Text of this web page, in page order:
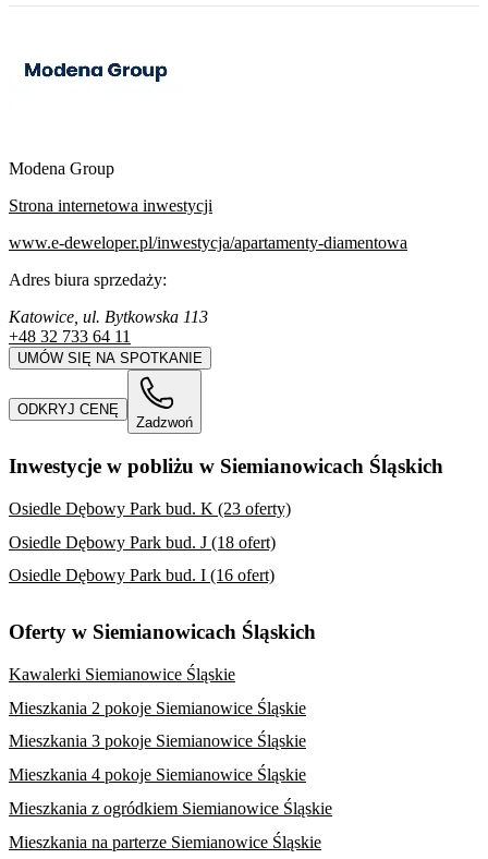
Modena Group
Strona internetowa inwestycji
www.e-deweloper.pl/inwestycja/apartamenty-diamentowa
Adres biura sprzedaży:
Katowice, ul. Bytkowska 113
+48 32 733 64 11
UMÓW SIĘ NA SPOTKANIE
ODKRYJ CENĘ
Zadzwoń
Inwestycje w pobliżu w Siemianowicach Śląskich
Osiedle Dębowy Park bud. K (23 oferty)
Osiedle Dębowy Park bud. J (18 ofert)
Osiedle Dębowy Park bud. I (16 ofert)
Oferty w Siemianowicach Śląskich
Kawalerki Siemianowice Śląskie
Mieszkania 2 pokoje Siemianowice Śląskie
Mieszkania 3 pokoje Siemianowice Śląskie
Mieszkania 4 pokoje Siemianowice Śląskie
Mieszkania z ogródkiem Siemianowice Śląskie
Mieszkania na parterze Siemianowice Śląskie